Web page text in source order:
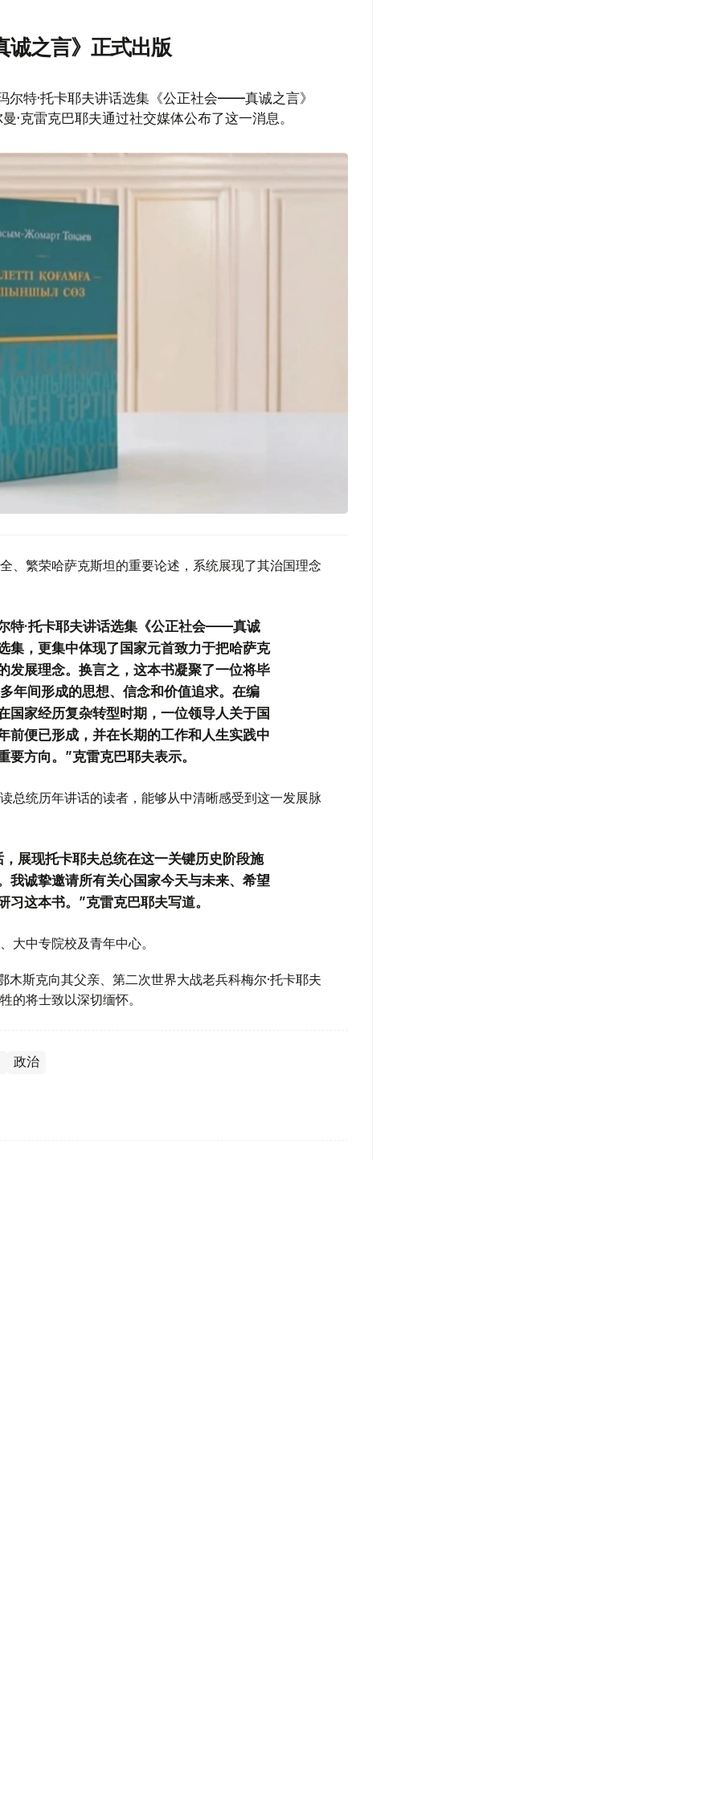
之言》正式出版
尔特·托卡耶夫讲话选集《公正社会——真诚之言》
·克雷克巴耶夫通过社交媒体公布了这一消息。
、繁荣哈萨克斯坦的重要论述，系统展现了其治国理念
特·托卡耶夫讲话选集《公正社会——真诚
集，更集中体现了国家元首致力于把哈萨克
发展理念。换言之，这本书凝聚了一位将毕
年间形成的思想、信念和价值追求。在编
国家经历复杂转型时期，一位领导人关于国
前便已形成，并在长期的工作和人生实践中
方向。”克雷克巴耶夫表示。
总统历年讲话的读者，能够从中清晰感受到这一发展脉
展现托卡耶夫总统在这一关键历史阶段施
我诚挚邀请所有关心国家今天与未来、希望
这本书。”克雷克巴耶夫写道。
大中专院校及青年中心。
木斯克向其父亲、第二次世界大战老兵科梅尔·托卡耶夫
的将士致以深切缅怀。
政治